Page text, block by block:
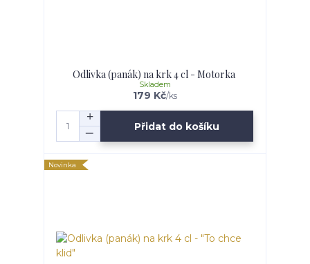
Odlivka (panák) na krk 4 cl - Motorka
179 Kč/ks
Skladem
Přidat do košíku
Novinka